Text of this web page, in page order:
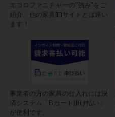
エコロファニチャーの"強み"をご
紹介。他の家具卸サイトとは違い
ます！
事業者の方の家具の仕入れには決
済システム「Bカート掛け払い」
が便利です。